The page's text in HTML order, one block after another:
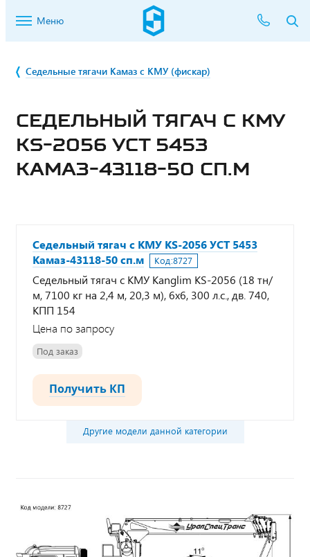
Меню
Седельные тягачи Камаз с КМУ (фискар)
СЕДЕЛЬНЫЙ ТЯГАЧ С КМУ
KS-2056 УСТ 5453
КАМАЗ-43118-50 СП.М
Седельный тягач с КМУ KS-2056 УСТ 5453
Камаз-43118-50 сп.м
Код:8727
Седельный тягач с КМУ Kanglim KS-2056 (18 тн/
м, 7100 кг на 2,4 м, 20,3 м), 6х6, 300 л.с., дв. 740,
КПП 154
Цена по запросу
Под заказ
Получить КП
Другие модели данной категории